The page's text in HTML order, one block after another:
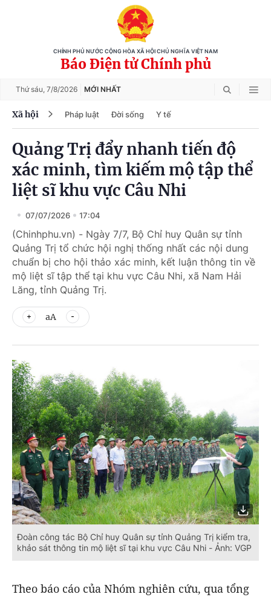
CHÍNH PHỦ NƯỚC CỘNG HÒA XÃ HỘI CHỦ NGHĨA VIỆT NAM
Báo Điện tử Chính phủ
Thứ sáu, 7/8/2026 MỚI NHẤT
Xã hội Pháp luật Đời sống Y tế
Quảng Trị đẩy nhanh tiến độ
xác minh, tìm kiếm mộ tập thể
liệt sĩ khu vực Câu Nhi
07/07/2026 17:04
(Chinhphu.vn) - Ngày 7/7, Bộ Chỉ huy Quân sự tỉnh
Quảng Trị tổ chức hội nghị thống nhất các nội dung
chuẩn bị cho hội thảo xác minh, kết luận thông tin về
mộ liệt sĩ tập thể tại khu vực Câu Nhi, xã Nam Hải
Lăng, tỉnh Quảng Trị.
aA
Đoàn công tác Bộ Chỉ huy Quân sự tỉnh Quảng Trị kiểm tra,
khảo sát thông tin mộ liệt sĩ tại khu vực Câu Nhi - Ảnh: VGP
Theo báo cáo của Nhóm nghiên cứu, qua tổng